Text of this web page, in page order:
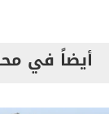
أيضاً في